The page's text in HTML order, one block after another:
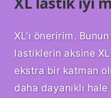
XL’ı öneririm.
lastiklerin aksine
ekstra bir katman
daha dayanıklı